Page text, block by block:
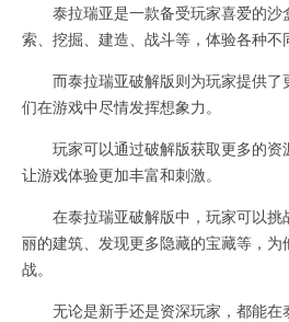
泰拉瑞亚是一款备受玩家喜爱的沙
索、挖掘、建造、战斗等，体验各种不
而泰拉瑞亚破解版则为玩家提供了
们在游戏中尽情发挥想象力。
玩家可以通过破解版获取更多的资
让游戏体验更加丰富和刺激。
在泰拉瑞亚破解版中，玩家可以挑
丽的建筑、发现更多隐藏的宝藏等，
战。
无论是新手还是资深玩家，都能在